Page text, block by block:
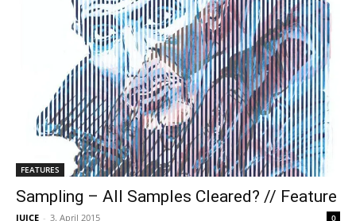
FEATURES
Sampling – All Samples Cleared? // Feature
JUICE - 3. April 2015 0